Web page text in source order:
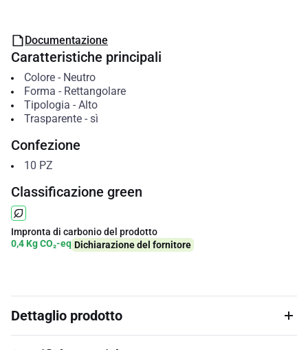
Documentazione
Caratteristiche principali
Colore- Neutro
Forma - Rettangolare
Tipologia - Alto
Trasparente- sì
Confezione
10 PZ
Classificazione green
Impronta di carbonio del prodotto
0,4 Kg CO₂-eq Dichiarazione del fornitore
Dettaglio prodotto